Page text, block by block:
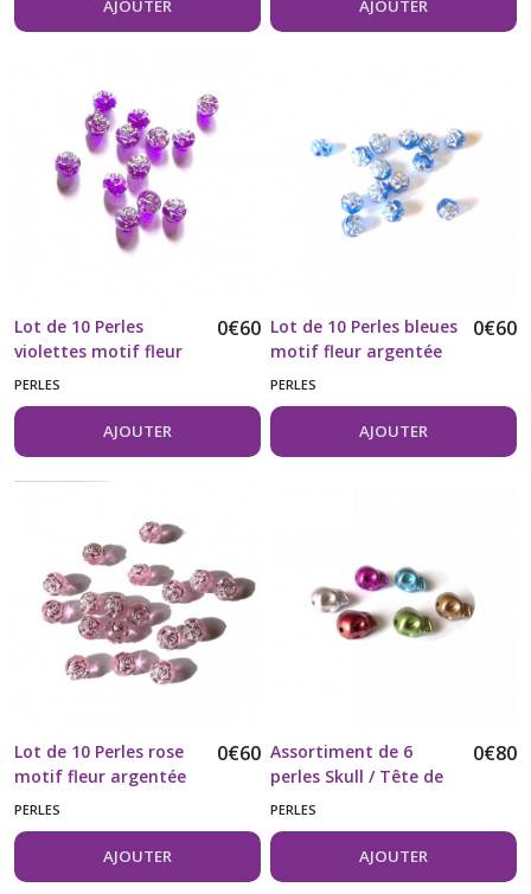
AJOUTER AJOUTER
Lot de 10 Perles
violettes motif fleur
argentée
0€60
PERLES
AJOUTER
Lot de 10 Perles bleues
motif fleur argentée
0€60
PERLES
AJOUTER
Lot de 10 Perles rose
motif fleur argentée
0€60
PERLES
AJOUTER
Assortiment de 6
perles Skull / Tête de
mort
0€80
PERLES
AJOUTER